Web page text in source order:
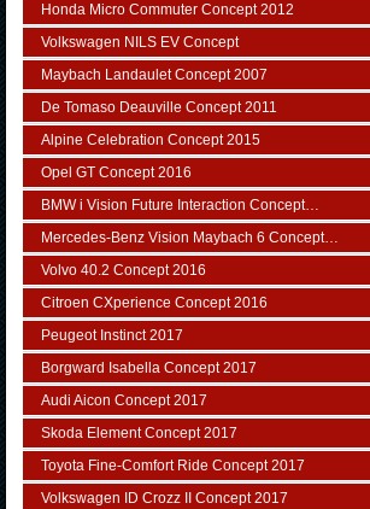
Honda Micro Commuter Concept 2012
Volkswagen NILS EV Concept
Maybach Landaulet Concept 2007
De Tomaso Deauville Concept 2011
Alpine Celebration Concept 2015
Opel GT Concept 2016
BMW i Vision Future Interaction Concept…
Mercedes-Benz Vision Maybach 6 Concept…
Volvo 40.2 Concept 2016
Citroen CXperience Concept 2016
Peugeot Instinct 2017
Borgward Isabella Concept 2017
Audi Aicon Concept 2017
Skoda Element Concept 2017
Toyota Fine-Comfort Ride Concept 2017
Volkswagen ID Crozz II Concept 2017